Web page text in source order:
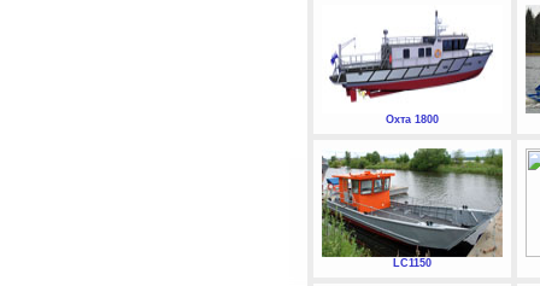
Охта 1800
LC1150